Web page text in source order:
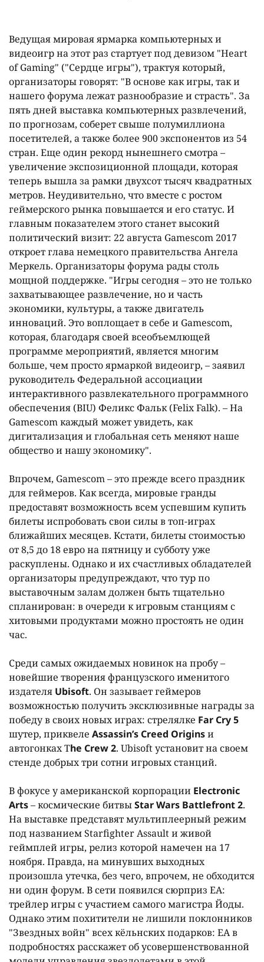
Ведущая мировая ярмарка компьютерных и
видеоигр на этот раз стартует под девизом "Heart
of Gaming" ("Сердце игры"), трактуя который,
организаторы говорят: "В основе как игры, так и
нашего форума лежат разнообразие и страсть". За
пять дней выставка компьютерных развлечений,
по прогнозам, соберет свыше полумиллиона
посетителей, а также более 900 экспонентов из 54
стран. Еще один рекорд нынешнего смотра –
увеличение экспозиционной площади, которая
теперь вышла за рамки двухсот тысяч квадратных
метров. Неудивительно, что вместе с ростом
геймерского рынка повышается и его статус. И
главным показателем этого станет высокий
политический визит: 22 августа Gamescom 2017
откроет глава немецкого правительства Ангела
Меркель. Организаторы форума рады столь
мощной поддержке. "Игры сегодня – это не только
захватывающее развлечение, но и часть
экономики, культуры, а также двигатель
инноваций. Это воплощает в себе и Gamescom,
которая, благодаря своей всеобъемлющей
программе мероприятий, является многим
больше, чем просто ярмаркой видеоигр, – заявил
руководитель Федеральной ассоциации
интерактивного развлекательного программного
обеспечения (BIU) Феликс Фальк (Felix Falk). – На
Gamescom каждый может увидеть, как
дигитализация и глобальная сеть меняют наше
общество и нашу экономику".
Впрочем, Gamescom – это прежде всего праздник
для геймеров. Как всегда, мировые гранды
предоставят возможность всем успевшим купить
билеты испробовать свои силы в топ-играх
ближайших месяцев. Кстати, билеты стоимостью
от 8,5 до 18 евро на пятницу и субботу уже
раскуплены. Однако и их счастливых обладателей
организаторы предупреждают, что тур по
выставочным залам должен быть тщательно
спланирован: в очереди к игровым станциям с
хитовыми продуктами можно простоять не один
час.
Среди самых ожидаемых новинок на пробу –
новейшие творения французского именитого
издателя Ubisoft. Он зазывает геймеров
возможностью получить эксклюзивные награды за
победу в своих новых играх: стрелялке Far Cry 5
шутер, приквеле Assassin’s Creed Originsи
автогонках The Crew 2. Ubisoft установит на своем
стенде добрых три сотни игровых станций.
В фокусе у американской корпорации Electronic
Arts– космические битвыStar Wars Battlefront 2.
На выставке представят мультиплеерный режим
под названием Starfighter Assault и живой
геймплей игры, релиз которой намечен на 17
ноября. Правда, на минувших выходных
произошла утечка, без чего, впрочем, не обходится
ни один форум. В сети появился сюрприз ЕА:
трейлер игры с участием самого магистра Йоды.
Однако этим похитители не лишили поклонников
"Звездных войн" всех кёльнских подарков: ЕА в
подробностях расскажет об усовершенствованной